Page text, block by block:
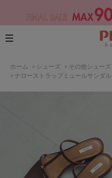
ホーム > シューズ > その他シューズ
> ナローストラップミュールサンダル